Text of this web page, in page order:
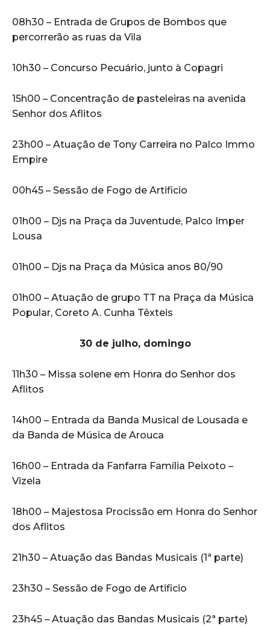
08h30 – Entrada de Grupos de Bombos que
percorrerão as ruas da Vila
10h30 – Concurso Pecuário, junto à Copagri
15h00 – Concentração de pasteleiras na avenida
Senhor dos Aflitos
23h00 – Atuação de Tony Carreira no Palco Immo
Empire
00h45 – Sessão de Fogo de Artificio
01h00 – Djs na Praça da Juventude, Palco Imper
Lousa
01h00 – Djs na Praça da Música anos 80/90
01h00 – Atuação de grupo TT na Praça da Música
Popular, Coreto A. Cunha Têxteis
30 de julho, domingo
11h30 – Missa solene em Honra do Senhor dos
Aflitos
14h00 – Entrada da Banda Musical de Lousada e
da Banda de Música de Arouca
16h00 – Entrada da Fanfarra Família Peixoto –
Vizela
18h00 – Majestosa Procissão em Honra do Senhor
dos Aflitos
21h30 – Atuação das Bandas Musicais (1ª parte)
23h30 – Sessão de Fogo de Artificio
23h45 – Atuação das Bandas Musicais (2ª parte)